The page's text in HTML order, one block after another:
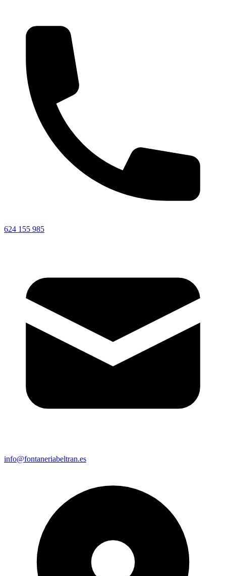
624 155 985
info@fontaneriabeltran.es